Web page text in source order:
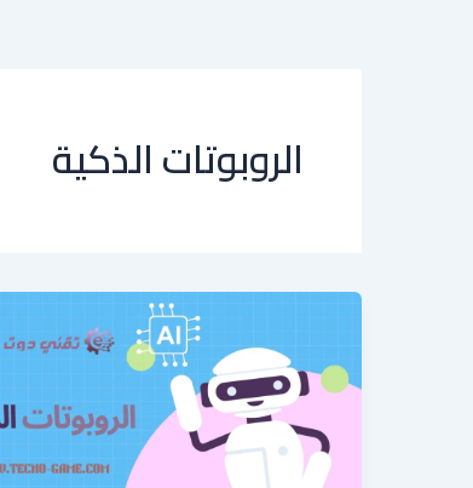
الروبوتات الذكية